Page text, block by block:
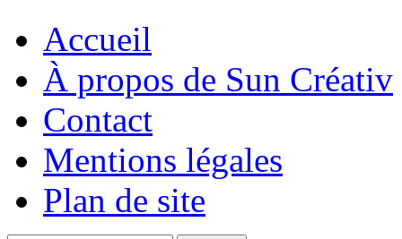
Accueil
À propos de Sun Créativ
Contact
Mentions légales
Plan de site